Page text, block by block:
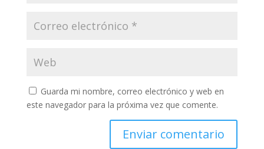
Guarda mi nombre, correo electrónico y web en
este navegador para la próxima vez que comente.